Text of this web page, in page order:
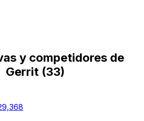
y competidores de
Gerrit (33)